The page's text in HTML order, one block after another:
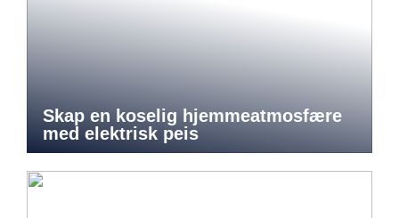
Skap en koselig hjemmeatmosfære
med elektrisk peis